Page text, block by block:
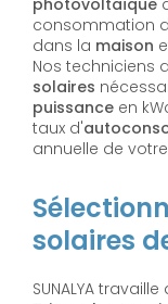
photovoltaïque
consommation
dans la maison
Nos techniciens
solaires
puissance en
taux d'
annuelle de
solaires
SUNALYA